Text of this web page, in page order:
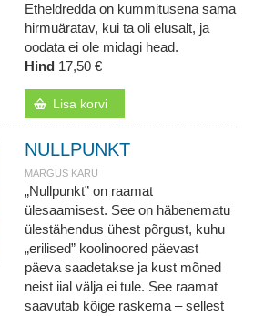
Etheldredda on kummitusena sama
hirmuäratav, kui ta oli elusalt, ja
oodata ei ole midagi head.
Hind 17,50 €
Lisa korvi
NULLPUNKT
MARGUS KARU
„Nullpunkt” on raamat
ülesaamisest. See on häbenematu
ülestähendus ühest põrgust, kuhu
„erilised” koolinoored päevast
päeva saadetakse ja kust mõned
neist iial välja ei tule. See raamat
saavutab kõige raskema – sellest